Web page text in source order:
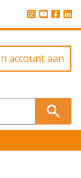
account aan